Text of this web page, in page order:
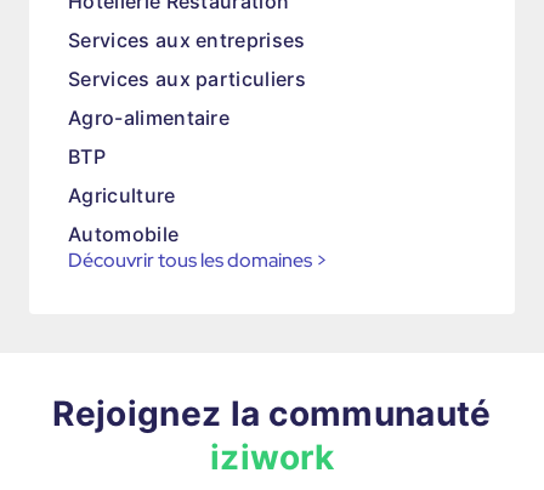
Services aux entreprises
Services aux particuliers
Agro-alimentaire
BTP
Agriculture
Automobile
Découvrir tous les domaines >
Rejoignez la communauté
iziwork